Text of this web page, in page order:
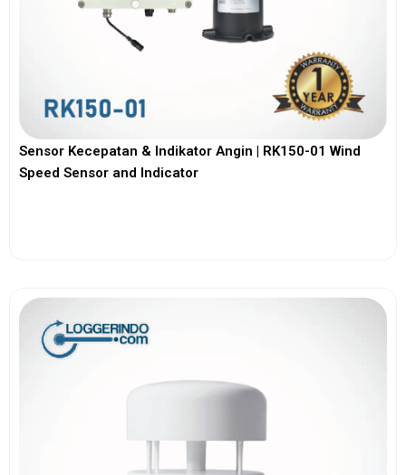
Sensor Kecepatan & Indikator Angin | RK150-01 Wind
Speed Sensor and Indicator